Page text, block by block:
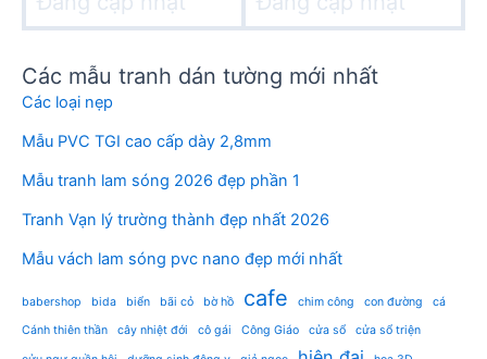
Các mẫu tranh dán tường mới nhất
Các loại nẹp
Mẫu PVC TGI cao cấp dày 2,8mm
Mẫu tranh lam sóng 2026 đẹp phần 1
Tranh Vạn lý trường thành đẹp nhất 2026
Mẫu vách lam sóng pvc nano đẹp mới nhất
babershop bida biển bãi cỏ bờ hồ cafe chim công con đường
cá
Cánh thiên thần
cây nhiệt đới cô gái Công Giáo cửa sổ cửa sổ triện